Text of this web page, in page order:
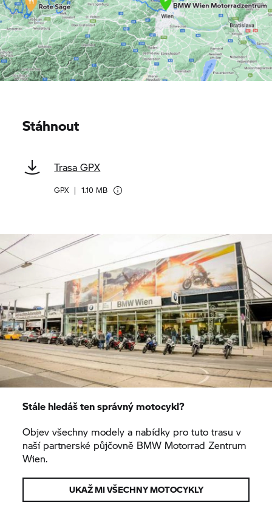
Stáhnout
Trasa GPX
GPX | 1.10 MB
Stále hledáš ten správný motocykl?
Objev všechny modely a nabídky pro tuto trasu v
naší partnerské půjčovně BMW Motorrad Zentrum
Wien.
UKAŽ MI VŠECHNY MOTOCYKLY